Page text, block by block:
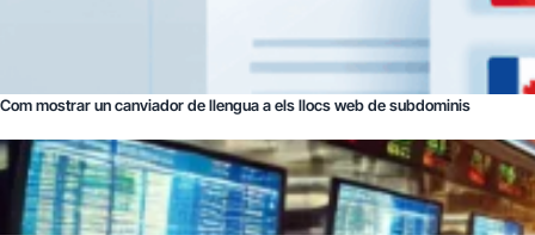
Com mostrar un canviador de llengua a els llocs web de subdominis